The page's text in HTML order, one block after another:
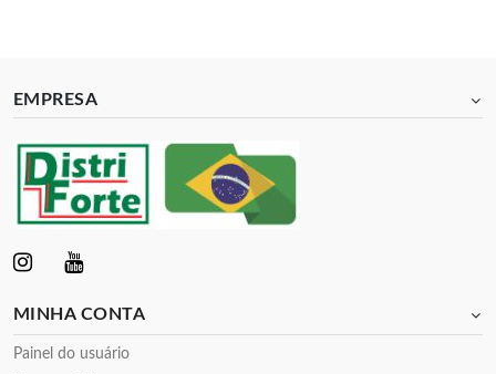
EMPRESA
MINHA CONTA
Painel do usuário